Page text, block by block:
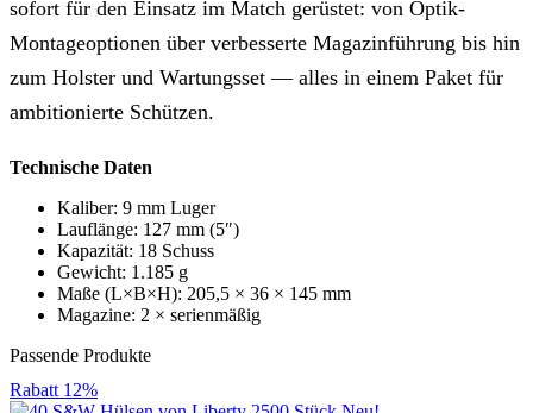
sofort für den Einsatz im Match gerüstet: von Optik-
Montageoptionen über verbesserte Magazinführung bis hin
zum Holster und Wartungsset — alles in einem Paket für
ambitionierte Schützen.
Technische Daten
Kaliber: 9 mm Luger
Lauflänge: 127 mm (5″)
Kapazität: 18 Schuss
Gewicht: 1.185 g
Maße (L×B×H): 205,5 × 36 × 145 mm
Magazine: 2 × serienmäßig
Passende Produkte
Rabatt 12%